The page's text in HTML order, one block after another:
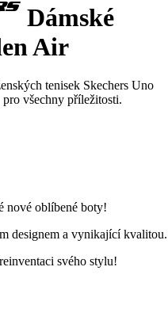
Dámské
Air
tenisek Skechers Uno
všechny příležitosti.
nové oblíbené boty!
designem a vynikající kvalitou.
svého stylu!